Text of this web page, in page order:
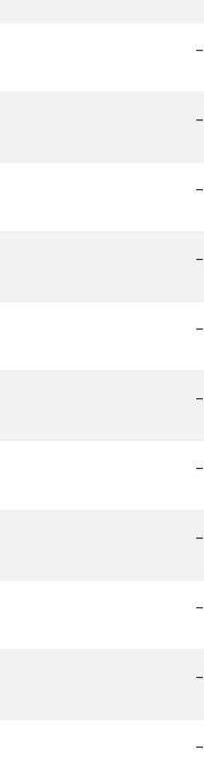
-
-
-
-
-
-
-
-
-
-
-